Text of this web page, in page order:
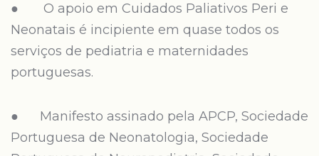
● O apoio em Cuidados Paliativos Peri e
Neonatais é incipiente em quase todos os
serviços de pediatria e maternidades
portuguesas.
● Manifesto assinado pela APCP, Sociedade
Portuguesa de Neonatologia, Sociedade